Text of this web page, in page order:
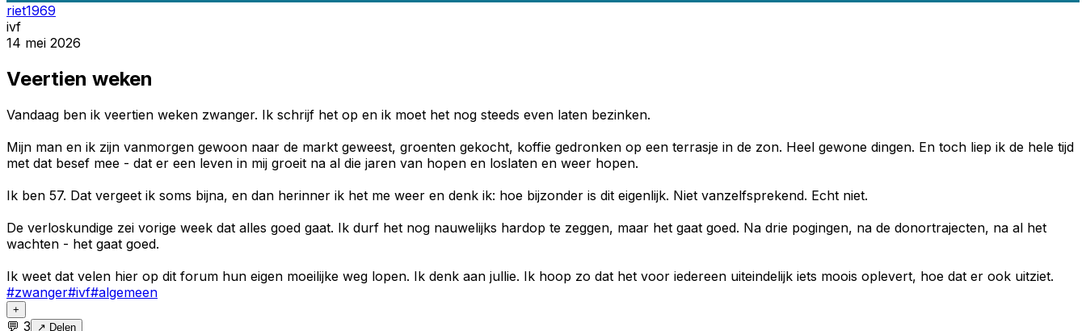
riet1969
ivf
14 mei 2026
Veertien weken
Vandaag ben ik veertien weken zwanger. Ik schrijf het op en ik moet het nog steeds even laten bezinken.
Mijn man en ik zijn vanmorgen gewoon naar de markt geweest, groenten gekocht, koffie gedronken op een terrasje in de zon. Heel gewone dingen. En toch liep ik de hele tijd
met dat besef mee - dat er een leven in mij groeit na al die jaren van hopen en loslaten en weer hopen.
Ik ben 57. Dat vergeet ik soms bijna, en dan herinner ik het me weer en denk ik: hoe bijzonder is dit eigenlijk. Niet vanzelfsprekend. Echt niet.
De verloskundige zei vorige week dat alles goed gaat. Ik durf het nog nauwelijks hardop te zeggen, maar het gaat goed. Na drie pogingen, na de donortrajecten, na al het
wachten - het gaat goed.
Ik weet dat velen hier op dit forum hun eigen moeilijke weg lopen. Ik denk aan jullie. Ik hoop zo dat het voor iedereen uiteindelijk iets moois oplevert, hoe dat er ook uitziet.
#zwanger#ivf#algemeen
+
💬 3 ↗ Delen